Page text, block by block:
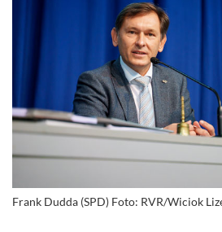
Frank Dudda (SPD) Foto: RVR/Wiciok